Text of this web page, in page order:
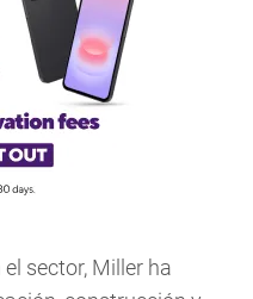
sector, Miller ha